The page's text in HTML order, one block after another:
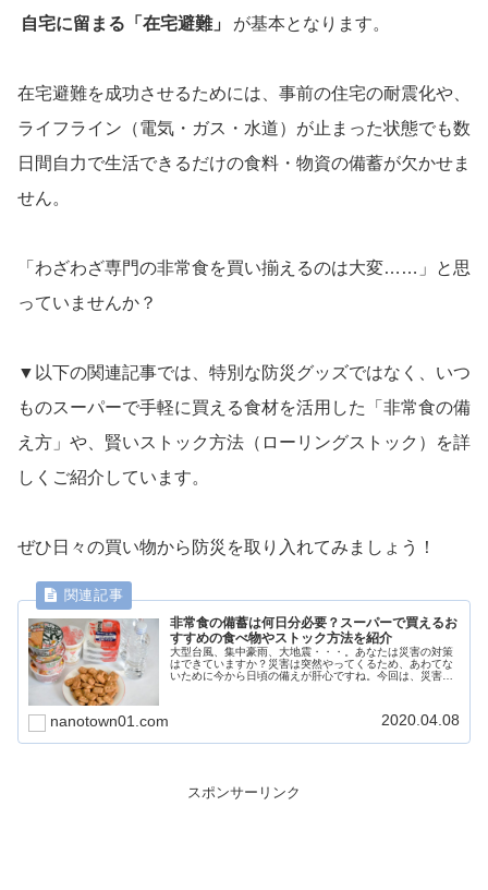
自宅に留まる「在宅避難」
が基本となります。
在宅避難を成功させるためには、事前の住宅の耐震化や、
ライフライン（電気・ガス・水道）が止まった状態でも数
日間自力で生活できるだけの食料・物資の備蓄が欠かせま
せん。
「わざわざ専門の非常食を買い揃えるのは大変……」と思
っていませんか？
▼以下の関連記事では、特別な防災グッズではなく、いつ
ものスーパーで手軽に買える食材を活用した「非常食の備
え方」や、賢いストック方法（ローリングストック）を詳
しくご紹介しています。
ぜひ日々の買い物から防災を取り入れてみましょう！
非常食の備蓄は何日分必要？スーパーで買えるお
すすめの食べ物やストック方法を紹介
大型台風、集中豪雨、大地震・・・。あなたは災害の対策
はできていますか？災害は突然やってくるため、あわてな
いために今から日頃の備えが肝心ですね。今回は、災害時
nanotown01.com 2020.04.08
スポンサーリンク